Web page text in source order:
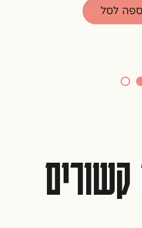
לסל
קשורים